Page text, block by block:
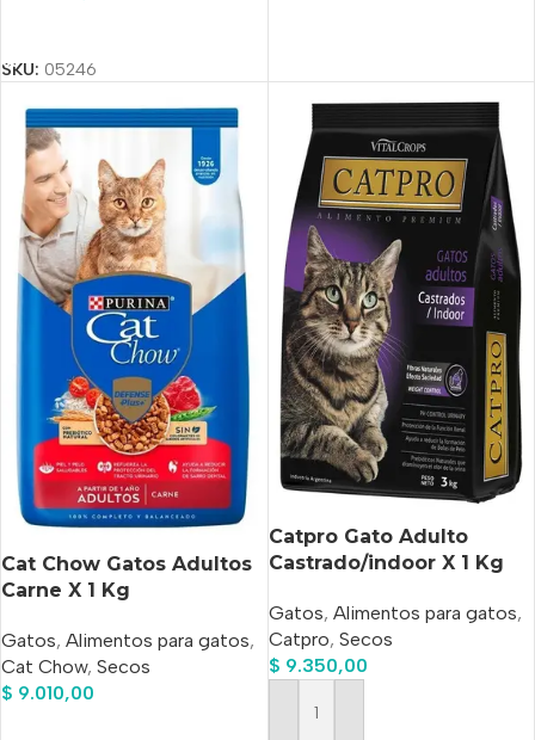
SKU: 05246
Cat Chow Gatos Adultos
Carne X 1 Kg
Gatos, Alimentos para gatos,
Cat Chow, Secos
$ 9.010,00
Catpro Gato Adulto
Castrado/indoor X 1 Kg
Gatos, Alimentos para gatos,
Catpro, Secos
$ 9.350,00
Añadir Al Carrito